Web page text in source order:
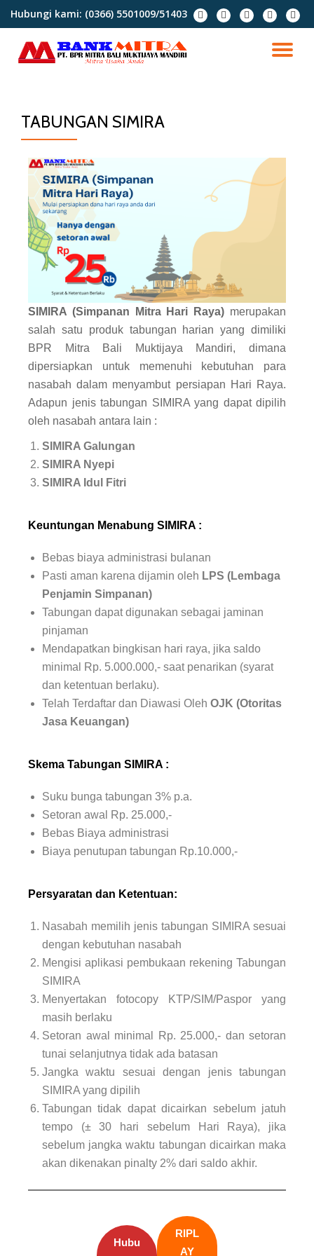
konten
Hubungi kami: (0366) 5501009/51403
TABUNGAN SIMIRA
SIMIRA (Simpanan Mitra Hari Raya) merupakan
salah satu produk tabungan harian yang dimiliki
BPR Mitra Bali Muktijaya Mandiri, dimana
dipersiapkan untuk memenuhi kebutuhan para
nasabah dalam menyambut persiapan Hari Raya.
Adapun jenis tabungan SIMIRA yang dapat dipilih
oleh nasabah antara lain :
SIMIRA Galungan
SIMIRA Nyepi
SIMIRA Idul Fitri
Keuntungan Menabung SIMIRA :
Bebas biaya administrasi bulanan
Pasti aman karena dijamin oleh LPS (Lembaga
Penjamin Simpanan)
Tabungan dapat digunakan sebagai jaminan
pinjaman
Mendapatkan bingkisan hari raya, jika saldo
minimal Rp. 5.000.000,- saat penarikan (syarat
dan ketentuan berlaku).
Telah Terdaftar dan Diawasi Oleh OJK (Otoritas
Jasa Keuangan)
Skema Tabungan SIMIRA :
Suku bunga tabungan 3% p.a.
Setoran awal Rp. 25.000,-
Bebas Biaya administrasi
Biaya penutupan tabungan Rp.10.000,-
Persyaratan dan Ketentuan:
Nasabah memilih jenis tabungan SIMIRA sesuai
dengan kebutuhan nasabah
Mengisi aplikasi pembukaan rekening Tabungan
SIMIRA
Menyertakan fotocopy KTP/SIM/Paspor yang
masih berlaku
Setoran awal minimal Rp. 25.000,- dan setoran
tunai selanjutnya tidak ada batasan
Jangka waktu sesuai dengan jenis tabungan
SIMIRA yang dipilih
Tabungan tidak dapat dicairkan sebelum jatuh
tempo (± 30 hari sebelum Hari Raya), jika
sebelum jangka waktu tabungan dicairkan maka
akan dikenakan pinalty 2% dari saldo akhir.
Hubu
RIPL
AY